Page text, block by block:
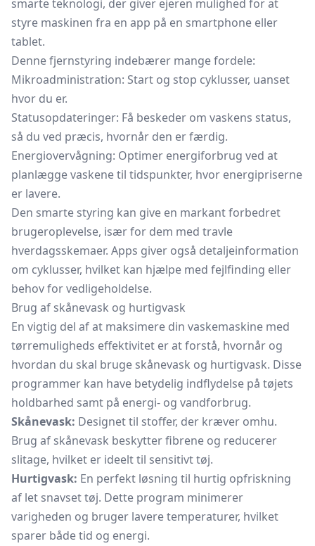
smarte teknologi, der giver ejeren mulighed for at
styre maskinen fra en app på en smartphone eller
tablet.
Denne fjernstyring indebærer mange fordele:
Mikroadministration: Start og stop cyklusser, uanset
hvor du er.
Statusopdateringer: Få beskeder om vaskens status,
så du ved præcis, hvornår den er færdig.
Energiovervågning: Optimer energiforbrug ved at
planlægge vaskene til tidspunkter, hvor energipriserne
er lavere.
Den smarte styring kan give en markant forbedret
brugeroplevelse, især for dem med travle
hverdagsskemaer. Apps giver også detaljeinformation
om cyklusser, hvilket kan hjælpe med fejlfinding eller
behov for vedligeholdelse.
Brug af skånevask og hurtigvask
En vigtig del af at maksimere din vaskemaskine med
tørremuligheds effektivitet er at forstå, hvornår og
hvordan du skal bruge skånevask og hurtigvask. Disse
programmer kan have betydelig indflydelse på tøjets
holdbarhed samt på energi- og vandforbrug.
Skånevask: Designet til stoffer, der kræver omhu.
Brug af skånevask beskytter fibrene og reducerer
slitage, hvilket er ideelt til sensitivt tøj.
Hurtigvask: En perfekt løsning til hurtig opfriskning
af let snavset tøj. Dette program minimerer
varigheden og bruger lavere temperaturer, hvilket
sparer både tid og energi.